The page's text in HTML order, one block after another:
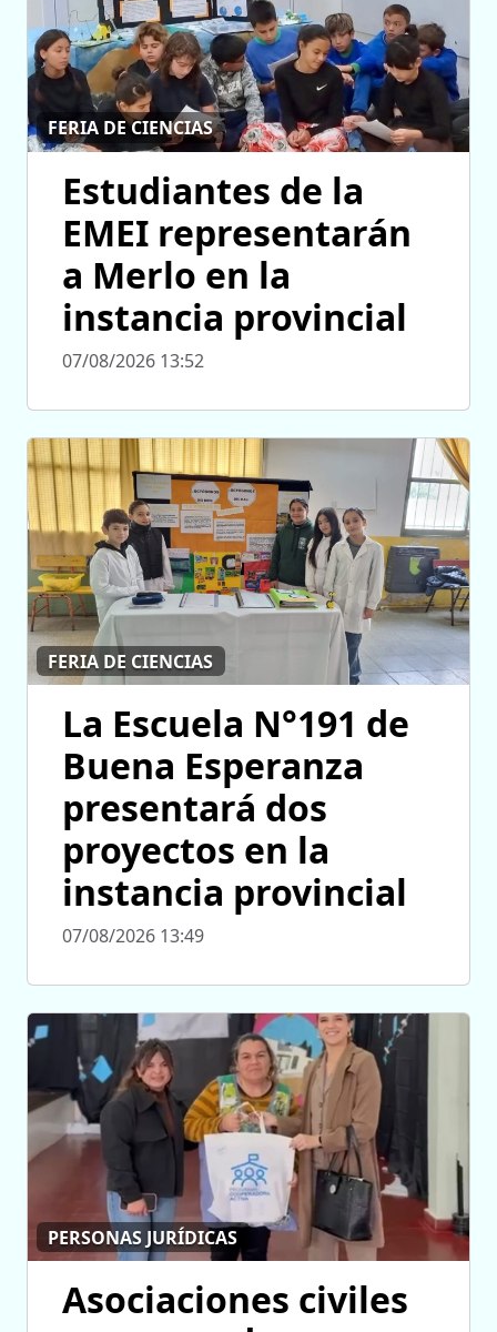
FERIA DE CIENCIAS
Estudiantes de la
EMEI representarán
a Merlo en la
instancia provincial
07/08/2026 13:52
FERIA DE CIENCIAS
La Escuela N°191 de
Buena Esperanza
presentará dos
proyectos en la
instancia provincial
07/08/2026 13:49
PERSONAS JURÍDICAS
Asociaciones civiles